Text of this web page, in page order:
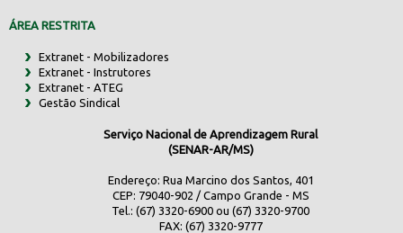
ÁREA RESTRITA
Extranet - Mobilizadores
Extranet - Instrutores
Extranet - ATEG
Gestão Sindical
Serviço Nacional de Aprendizagem Rural
(SENAR-AR/MS)
Endereço: Rua Marcino dos Santos, 401
CEP: 79040-902 / Campo Grande - MS
Tel.: (67) 3320-6900 ou (67) 3320-9700
FAX: (67) 3320-9777